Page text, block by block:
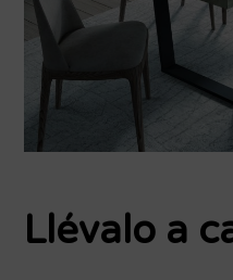
Llévalo a